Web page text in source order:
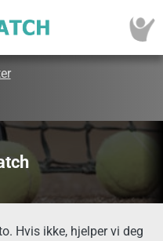
Hvis ikke, hjelper vi deg